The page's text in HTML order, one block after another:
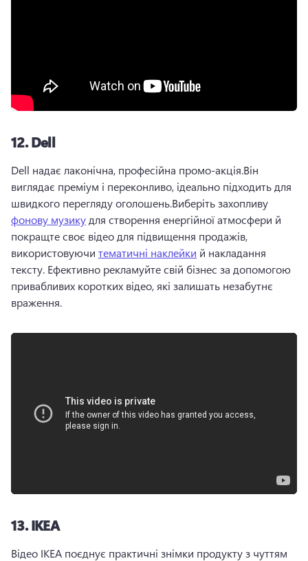
12.Dell
Dell надає лаконічна, професійна промо-акція.Він
виглядає преміум і переконливо, ідеально підходить для
швидкого перегляду оголошень.Виберіть захопливу
фонову музику для створення енергійної атмосфери й
покращте своє відео для підвищення продажів,
використовуючи тематичні наклейки й накладання
тексту. Ефективно рекламуйте свій бізнес за допомогою
привабливих коротких відео, які залишать незабутнє
враження.
13.IKEA
Відео ІКЕА поєднує практичні знімки продукту з чуттям